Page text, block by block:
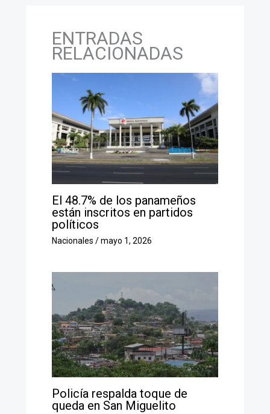
ENTRADAS
RELACIONADAS
El 48.7% de los panameños
están inscritos en partidos
políticos
Nacionales /mayo 1, 2026
Policía respalda toque de
queda en San Miguelito